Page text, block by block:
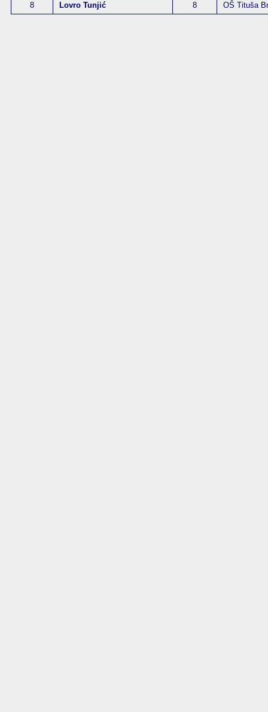
8
Lovro Tunjić 8 OŠ Tituša